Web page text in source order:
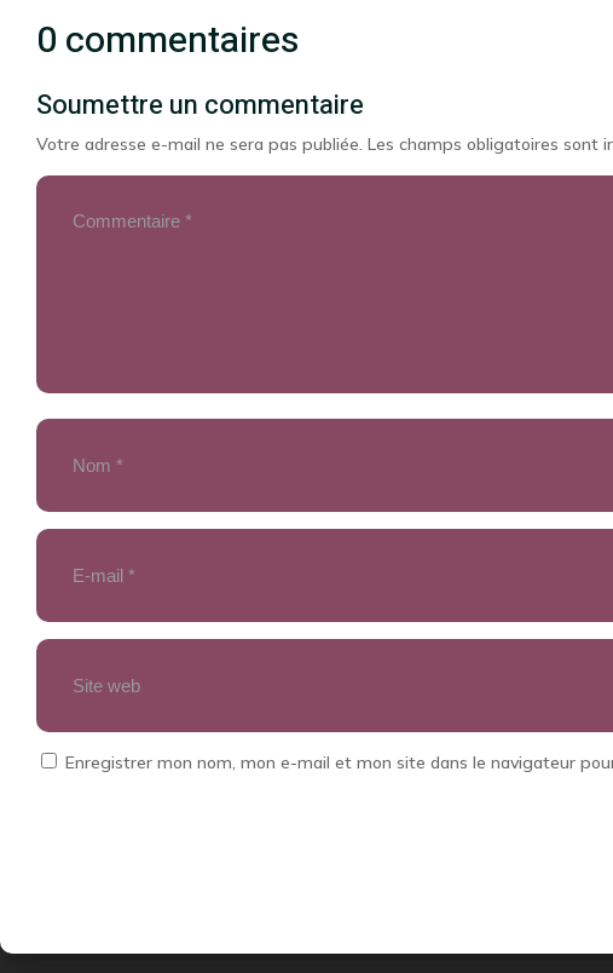
0 commentaires
Soumettre un commentaire
Votre adresse e-mail ne sera pas publiée. Les champs obligatoires sont
Enregistrer mon nom, mon e-mail et mon site dans le navigateur